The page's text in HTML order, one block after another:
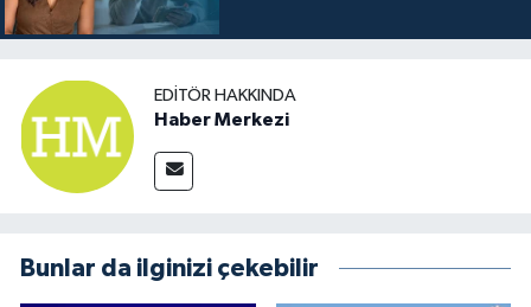
EDITÖR HAKKINDA
Haber Merkezi
Bunlar da ilginizi çekebilir